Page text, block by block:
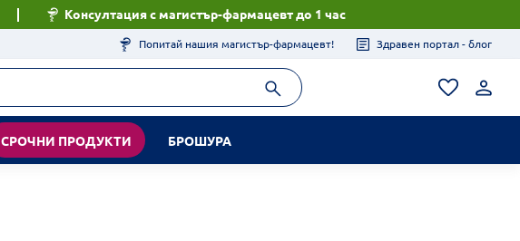
Консултация с магистър-фармацевт до 1 час
Попитай нашия магистър-фармацевт! Здравен портал - блог
СРОЧНИ ПРОДУКТИ БРОШУРА